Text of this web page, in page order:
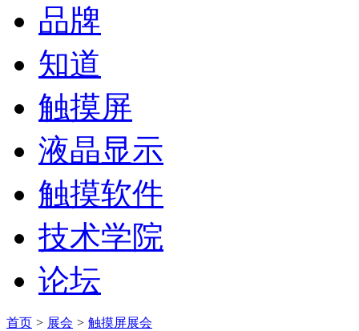
品牌
知道
触摸屏
液晶显示
触摸软件
技术学院
论坛
首页 > 展会 > 触摸屏展会